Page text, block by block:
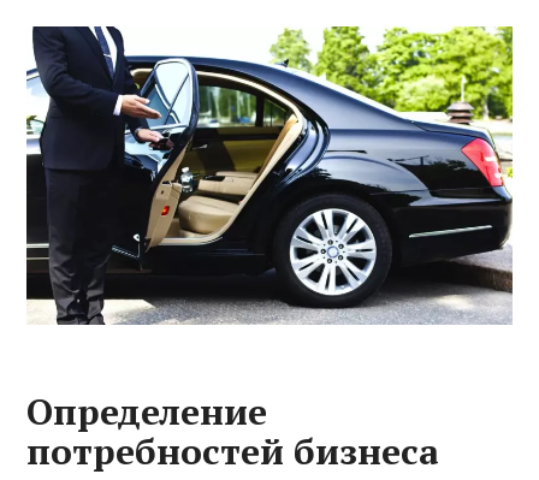
Определение
потребностей бизнеса